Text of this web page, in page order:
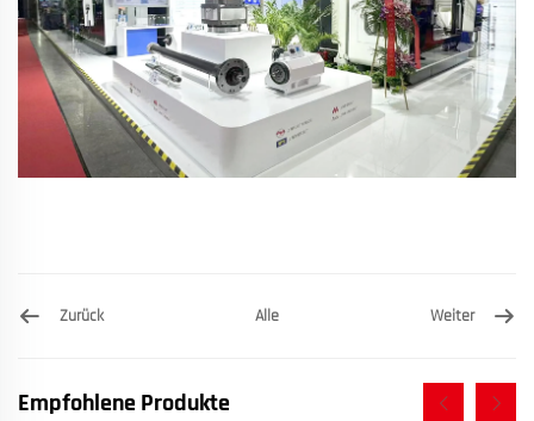
Zurück Alle Weiter
Empfohlene Produkte